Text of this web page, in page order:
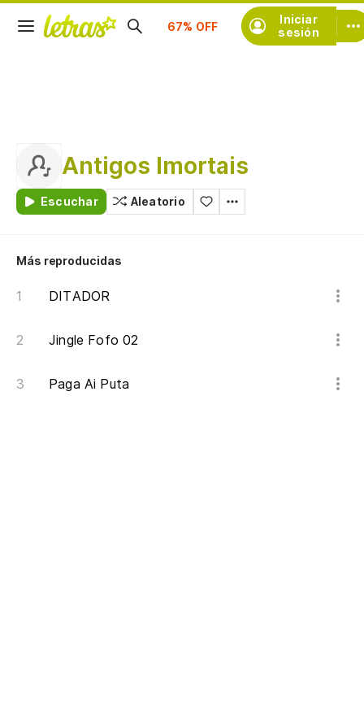
Iniciar
sesión
Suscríbete
Antigos Imortais
Escuchar Aleatorio
Más reproducidas
DITADOR
Jingle Fofo 02
Paga Ai Puta